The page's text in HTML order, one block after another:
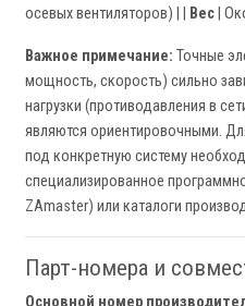
осевых вентиляторов) | |
Вес |
Важное примечание: Точные
мощность, скорость) сильно
нагрузки (противодавления в
являются ориентировочными.
под конкретную систему
специализированное
ZAmaster) или каталоги
Парт-номера и
Основной номер